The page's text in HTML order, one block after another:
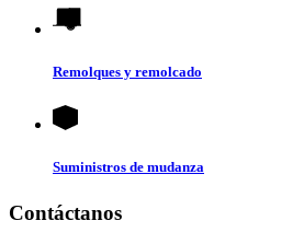
Remolques y remolcado
Suministros de mudanza
Contáctanos